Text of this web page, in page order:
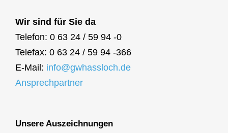
Wir sind für Sie da
Telefon: 0 63 24 / 59 94 -0
Telefax: 0 63 24 / 59 94 -366
E-Mail: info@gwhassloch.de
Ansprechpartner
Unsere Auszeichnungen